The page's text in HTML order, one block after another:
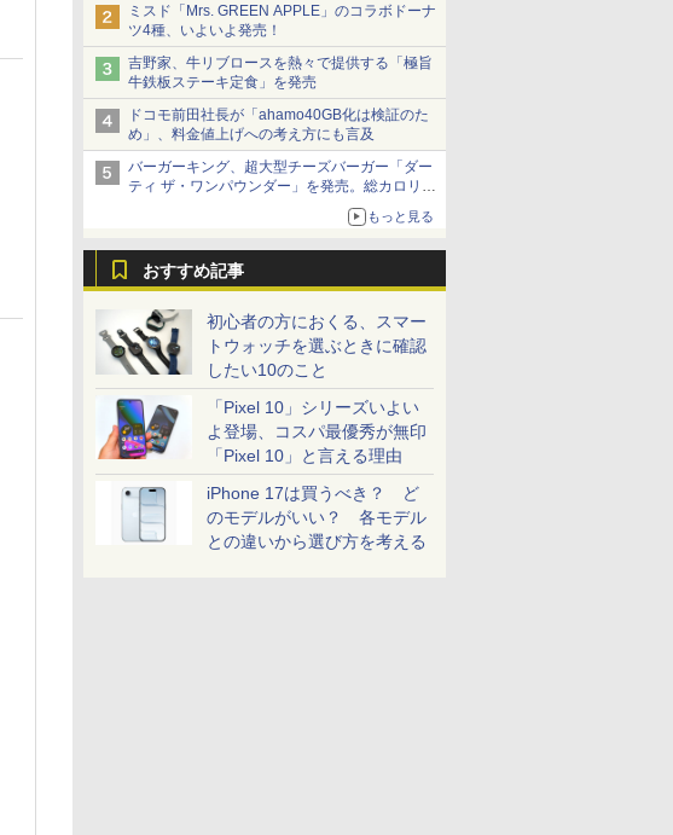
ミスド「Mrs. GREEN APPLE」のコラボドーナ
ツ4種、いよいよ発売！
吉野家、牛リブロースを熱々で提供する「極旨
牛鉄板ステーキ定食」を発売
ドコモ前田社長が「ahamo40GB化は検証のた
め」、料金値上げへの考え方にも言及
バーガーキング、超大型チーズバーガー「ダー
ティ ザ・ワンパウンダー」を発売。総カロリー
もっと見る
おすすめ記事
初心者の方におくる、スマー
トウォッチを選ぶときに確認
したい10のこと
「Pixel 10」シリーズいよい
よ登場、コスパ最優秀が無印
「Pixel 10」と言える理由
iPhone 17は買うべき？ ど
のモデルがいい？ 各モデル
との違いから選び方を考える